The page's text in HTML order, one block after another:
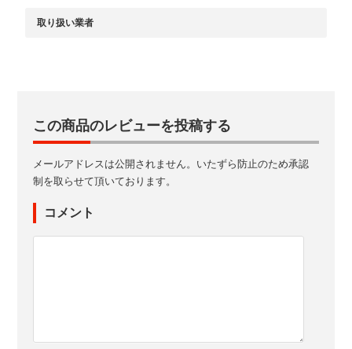
取り扱い業者
この商品のレビューを投稿する
メールアドレスは公開されません。いたずら防止のため承認
制を取らせて頂いております。
コメント